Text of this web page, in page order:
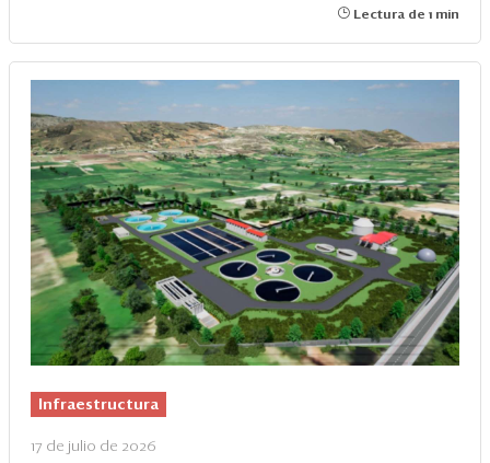
Lectura de 1 min
Infraestructura
17 de julio de 2026